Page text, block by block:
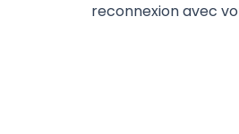
reconnexion avec